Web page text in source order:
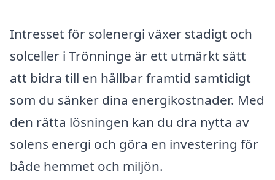
Intresset för solenergi växer stadigt och
solceller i Trönninge är ett utmärkt sätt
att bidra till en hållbar framtid samtidigt
som du sänker dina energikostnader. Med
den rätta lösningen kan du dra nytta av
solens energi och göra en investering för
både hemmet och miljön.